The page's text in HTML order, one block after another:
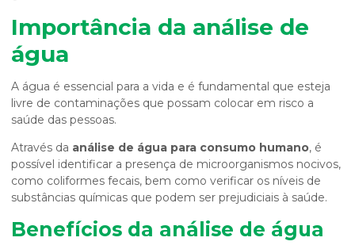
Importância da análise de
água
A água é essencial para a vida e é fundamental que esteja
livre de contaminações que possam colocar em risco a
saúde das pessoas.
Através da análise de água para consumo humano, é
possível identificar a presença de microorganismos nocivos,
como coliformes fecais, bem como verificar os níveis de
substâncias químicas que podem ser prejudiciais à saúde.
Benefícios da análise de água